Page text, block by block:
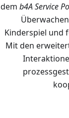
dem b4A Service
Kinderspiel und
Mit den